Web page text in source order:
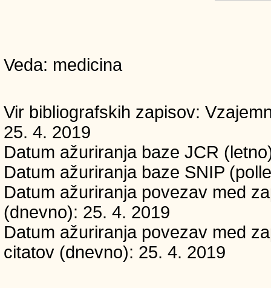
Veda: medicina
Vir bibliografskih zapisov:
25. 4. 2019
Datum ažuriranja baze JCR
Datum ažuriranja baze SNIP
Datum ažuriranja povezav med
(dnevno): 25. 4. 2019
Datum ažuriranja povezav med
citatov (dnevno): 25. 4. 2019